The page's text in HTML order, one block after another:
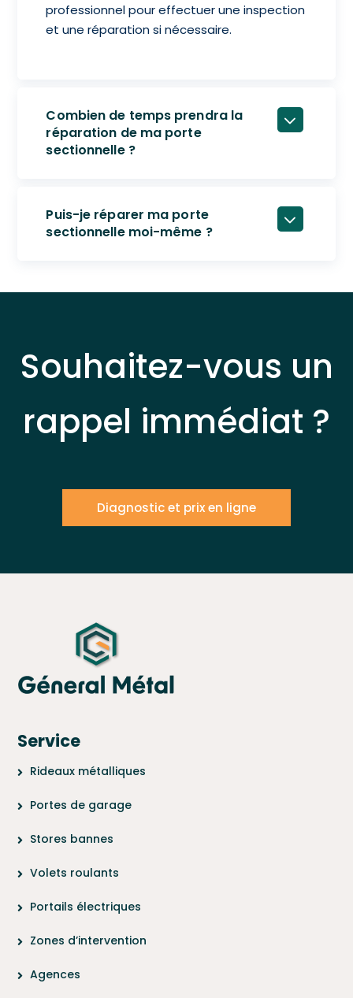
professionnel pour effectuer une inspection
et une réparation si nécessaire.
Combien de temps prendra la
réparation de ma porte
sectionnelle ?
Puis-je réparer ma porte
sectionnelle moi-même ?
Souhaitez-vous un
rappel immédiat ?
Diagnostic et prix en ligne
Service
Rideaux métalliques
Portes de garage
Stores bannes
Volets roulants
Portails électriques
Zones d’intervention
Agences